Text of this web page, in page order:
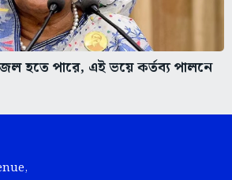
হতে পারে, এই ভয়ে কর্তব্য পালনে